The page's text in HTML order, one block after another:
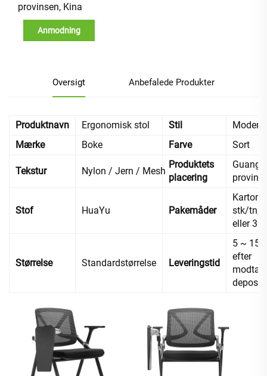
provinsen, Kina
Anmodning
Oversigt Anbefalede Produkter
Produktnavn Ergonomisk stol Stil
Mærke
Boke Farve Sort
Tekstur Nylon / Jern / Mesh
Produktets
placering
Stof HuaYu Pakemåder
Karton,
stk/tn;
eller 3
Størrelse Standardstørrelse Leveringstid
5 ~ 15
efter